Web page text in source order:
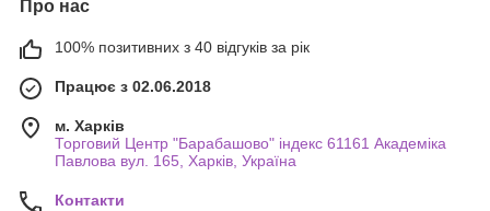
Про нас
100% позитивних з 40 відгуків за рік
Працює з 02.06.2018
м. Харків
Торговий Центр "Барабашово" індекс 61161 Академіка
Павлова вул. 165, Харків, Україна
Контакти